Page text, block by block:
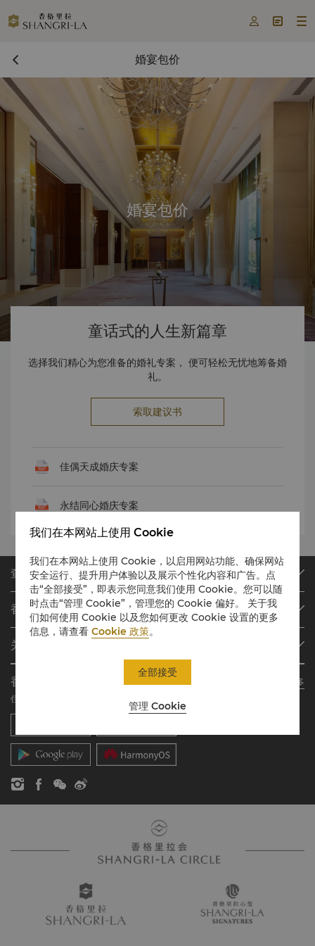
  
婚宴包价
婚宴包价
童话式的人生新篇章
选择我们精心为您准备的婚礼专案， 便可轻松无忧地筹备婚
礼。
索取建议书
佳偶天成婚庆专案
永结同心婚庆专案
查找或预订
我们的目的地
查找预订
会议与宴会
餐厅与酒吧
香格里拉会
会员计划概述
加入香格里拉会
常见问题
联络我们
关于香格里拉集团
我们的酒店品牌
香格里拉中心
联系方式
职业发展
企业社会责任
香格里拉会应用程序
了解更多
住宿、餐饮、购物 随想随享
我们在本网站上使用 Cookie
我们在本网站上使用 Cookie，以启用网站功能、确保网站
安全运行、提升用户体验以及展示个性化内容和广告。点
击“全部接受”，即表示您同意我们使用 Cookie。您可以随
时点击“管理 Cookie”，管理您的 Cookie 偏好。 关于我
们如何使用 Cookie 以及您如何更改 Cookie 设置的更多
信息，请查看Cookie 政策。
管理 Cookie
全部接受